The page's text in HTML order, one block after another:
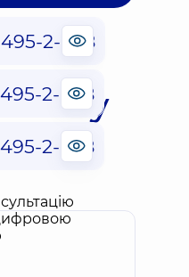
2-888
2-888
2-888